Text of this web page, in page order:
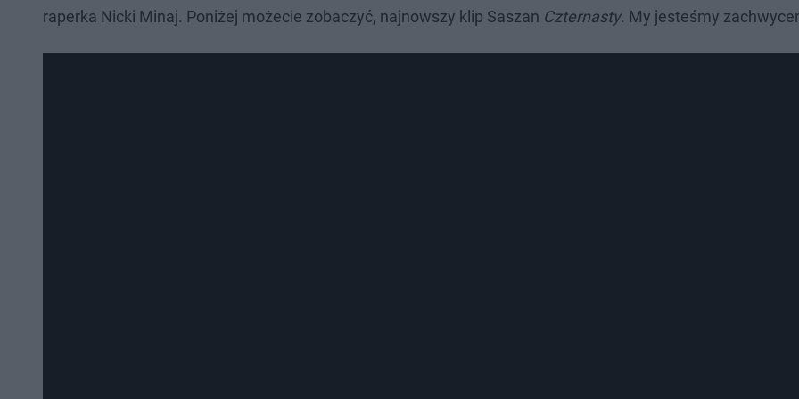
raperka Nicki Minaj. Poniżej możecie zobaczyć, najnowszy klip Saszan Czternasty. My jesteśmy